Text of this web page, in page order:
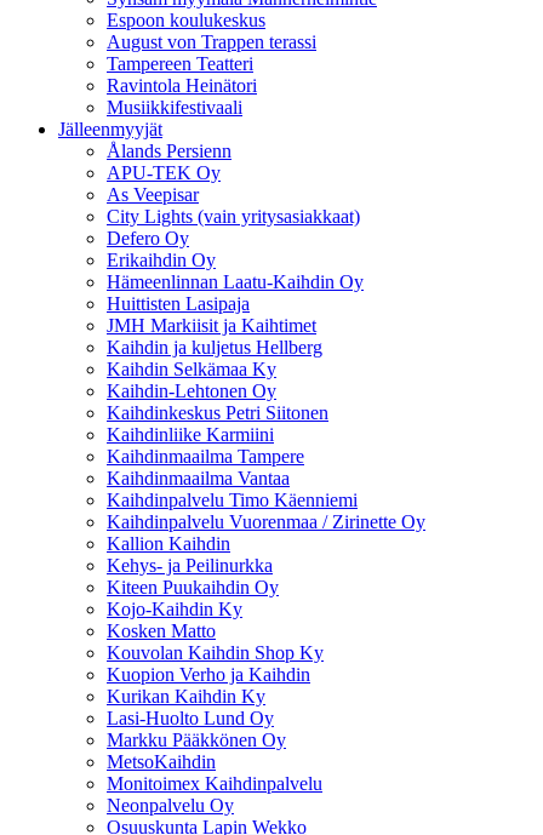
Espoon koulukeskus
August von Trappen terassi
Tampereen Teatteri
Ravintola Heinätori
Musiikkifestivaali
Jälleenmyyjät
Ålands Persienn
APU-TEK Oy
As Veepisar
City Lights (vain yritysasiakkaat)
Defero Oy
Erikaihdin Oy
Hämeenlinnan Laatu-Kaihdin Oy
Huittisten Lasipaja
JMH Markiisit ja Kaihtimet
Kaihdin ja kuljetus Hellberg
Kaihdin Selkämaa Ky
Kaihdin-Lehtonen Oy
Kaihdinkeskus Petri Siitonen
Kaihdinliike Karmiini
Kaihdinmaailma Tampere
Kaihdinmaailma Vantaa
Kaihdinpalvelu Timo Käenniemi
Kaihdinpalvelu Vuorenmaa / Zirinette Oy
Kallion Kaihdin
Kehys- ja Peilinurkka
Kiteen Puukaihdin Oy
Kojo-Kaihdin Ky
Kosken Matto
Kouvolan Kaihdin Shop Ky
Kuopion Verho ja Kaihdin
Kurikan Kaihdin Ky
Lasi-Huolto Lund Oy
Markku Pääkkönen Oy
MetsoKaihdin
Monitoimex Kaihdinpalvelu
Neonpalvelu Oy
Osuuskunta Lapin Wekko